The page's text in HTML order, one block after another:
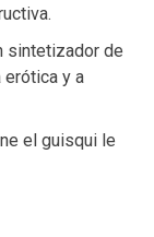
sintetizador de
erótica y a
el guisqui le